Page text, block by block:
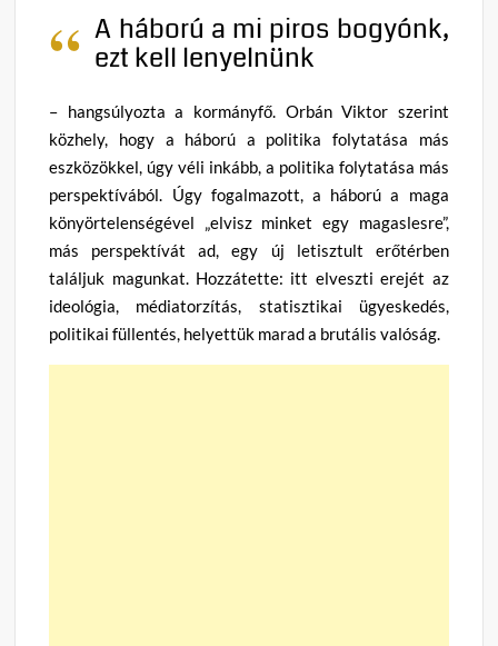
A háború a mi piros bogyónk,
ezt kell lenyelnünk
– hangsúlyozta a kormányfő. Orbán Viktor szerint
közhely, hogy a háború a politika folytatása más
eszközökkel, úgy véli inkább, a politika folytatása más
perspektívából. Úgy fogalmazott, a háború a maga
könyörtelenségével „elvisz minket egy magaslesre”,
más perspektívát ad, egy új letisztult erőtérben
találjuk magunkat. Hozzátette: itt elveszti erejét az
ideológia, médiatorzítás, statisztikai ügyeskedés,
politikai füllentés, helyettük marad a brutális valóság.